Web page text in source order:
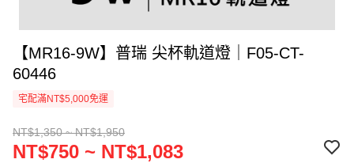
【MR16-9W】普瑞 尖杯軌道燈｜F05-CT-
60446
宅配滿NT$5,000免運
NT$1,350 ~ NT$1,950
NT$750 ~ NT$1,083